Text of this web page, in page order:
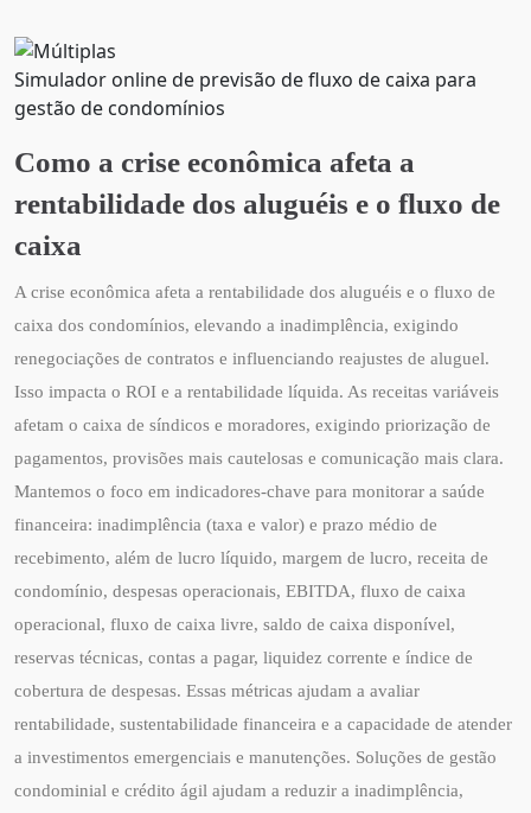
Simulador online de previsão de fluxo de caixa para
gestão de condomínios
Como a crise econômica afeta a
rentabilidade dos aluguéis e o fluxo de
caixa
A crise econômica afeta a rentabilidade dos aluguéis e o fluxo de
caixa dos condomínios, elevando a inadimplência, exigindo
renegociações de contratos e influenciando reajustes de aluguel.
Isso impacta o ROI e a rentabilidade líquida. As receitas variáveis
afetam o caixa de síndicos e moradores, exigindo priorização de
pagamentos, provisões mais cautelosas e comunicação mais clara.
Mantemos o foco em indicadores-chave para monitorar a saúde
financeira: inadimplência (taxa e valor) e prazo médio de
recebimento, além de lucro líquido, margem de lucro, receita de
condomínio, despesas operacionais, EBITDA, fluxo de caixa
operacional, fluxo de caixa livre, saldo de caixa disponível,
reservas técnicas, contas a pagar, liquidez corrente e índice de
cobertura de despesas. Essas métricas ajudam a avaliar
rentabilidade, sustentabilidade financeira e a capacidade de atender
a investimentos emergenciais e manutenções. Soluções de gestão
condominial e crédito ágil ajudam a reduzir a inadimplência,